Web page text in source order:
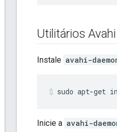
Utilitários Avahi
Instale avahi-
sudo apt-get
Inicie a avahi-